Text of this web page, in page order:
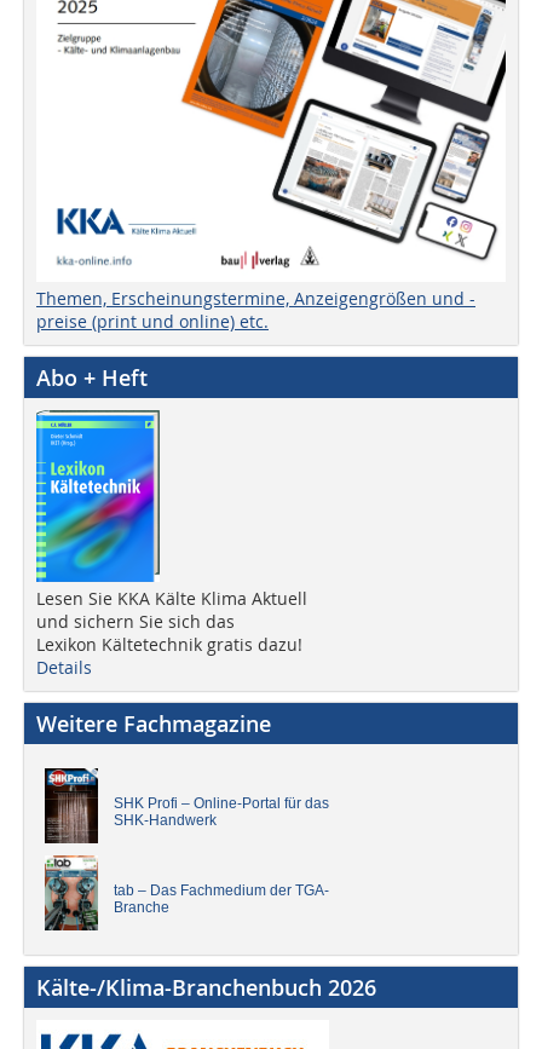
Themen, Erscheinungstermine, Anzeigengrößen und -
preise (print und online) etc.
Abo + Heft
Lesen Sie KKA Kälte Klima Aktuell
und sichern Sie sich das
Lexikon Kältetechnik gratis dazu!
Details
Weitere Fachmagazine
SHK Profi – Online-Portal für das
SHK-Handwerk
tab – Das Fachmedium der TGA-
Branche
Kälte-/Klima-Branchenbuch 2026